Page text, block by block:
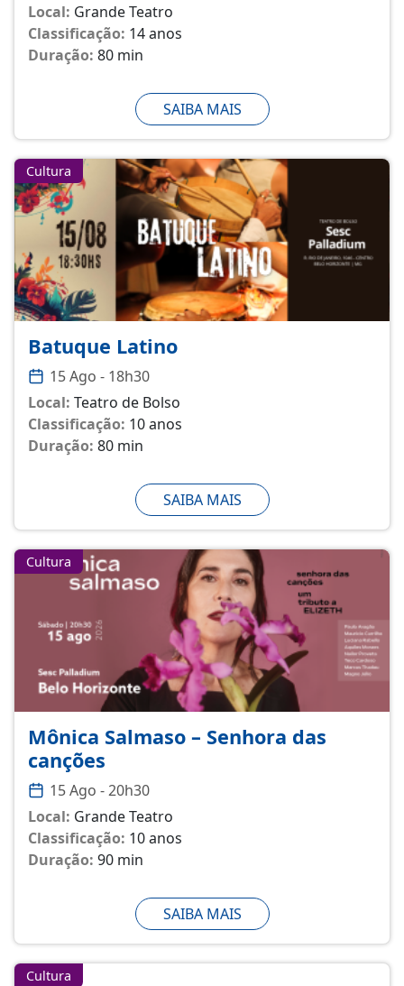
Local: Grande Teatro
Classificação: 14 anos
Duração: 80 min
SAIBA MAIS
Cultura
Batuque Latino
15 Ago - 18h30
Local: Teatro de Bolso
Classificação: 10 anos
Duração: 80 min
SAIBA MAIS
Cultura
Mônica Salmaso – Senhora das
canções
15 Ago - 20h30
Local: Grande Teatro
Classificação: 10 anos
Duração: 90 min
SAIBA MAIS
Cultura